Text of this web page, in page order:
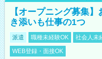
【オープニング募集
き添いも仕事の1つ
派遣 職種未経験OK 社会人未
WEB登録・面接OK